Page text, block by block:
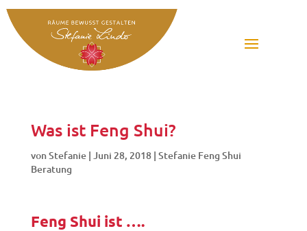
Was ist Feng Shui?
vonStefanie| Juni 28, 2018| Stefanie Feng Shui
Beratung
Feng Shui ist ….